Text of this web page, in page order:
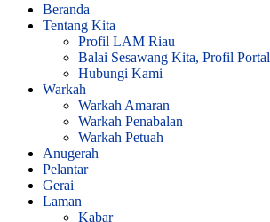
Beranda
Tentang Kita
Profil LAM Riau
Balai Sesawang Kita, Profil Portal
Hubungi Kami
Warkah
Warkah Amaran
Warkah Penabalan
Warkah Petuah
Anugerah
Pelantar
Gerai
Laman
Kabar